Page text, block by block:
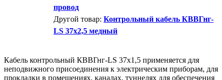
провод
Другой товар: Контрольный кабель КВВГнг-
LS 37х2,5 медный
Кабель контрольный КВВГнг-LS 37х1,5 применяется для
неподвижного присоединения к электрическим приборам, для
прокладки в помещениях, каналах, туннелях для обеспечения